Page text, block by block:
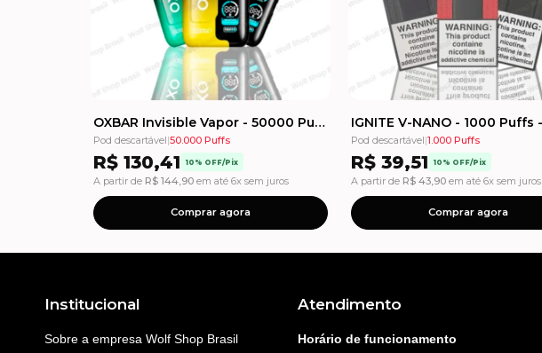
OXBAR Invisible Vapor - 50000 Puffs - Pod Descartável
Pod descartável|50.000 Puffs
R$ 130,41 10% OFF/Pix
A partir de R$ 144,90 em até 6x sem juros
Comprar agora
Pod descartável|1.000 Puffs
R$ 39,51 10% OFF/Pix
A partir de R$ 43,90 em até 6x sem juros
Comprar agora
Institucional
Sobre a empresa Wolf Shop Brasil
Atendimento
Horário de funcionamento